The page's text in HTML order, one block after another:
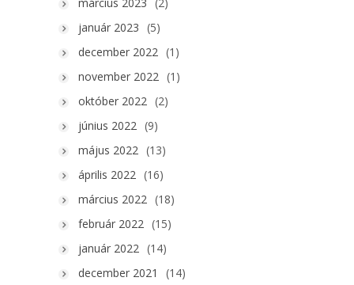
március 2023 (2)
január 2023 (5)
december 2022 (1)
november 2022 (1)
október 2022 (2)
június 2022 (9)
május 2022 (13)
április 2022 (16)
március 2022 (18)
február 2022 (15)
január 2022 (14)
december 2021
(14)